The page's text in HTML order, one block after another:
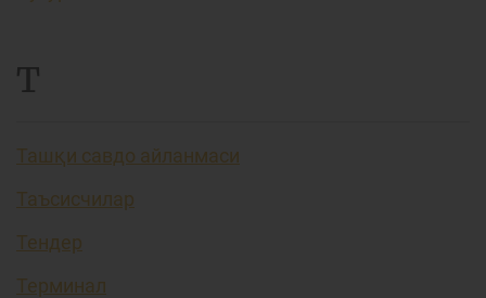
Т
Ташқи савдо айланмаси
Таъсисчилар
Тендер
Терминал